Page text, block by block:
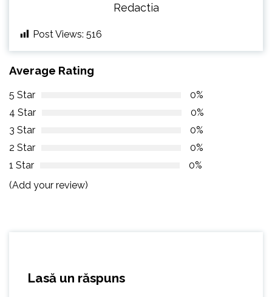
Redactia
Post Views: 516
Average Rating
5 Star
0%
4 Star
0%
3 Star
0%
2 Star
0%
1 Star
0%
(Add your review)
Lasă un răspuns